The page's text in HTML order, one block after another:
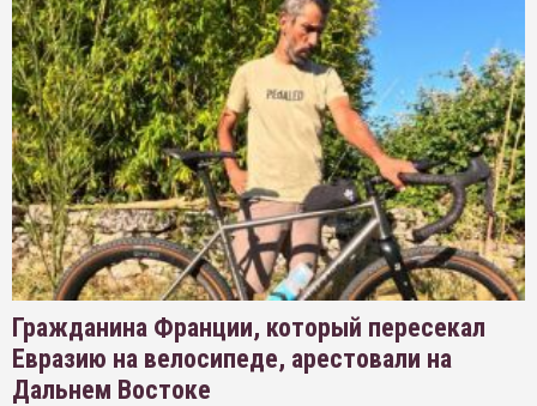
Гражданина Франции, который пересекал
Евразию на велосипеде, арестовали на
Дальнем Востоке